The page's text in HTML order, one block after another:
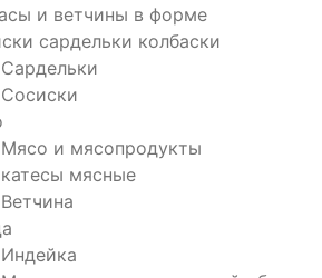
и ветчины в форме
сардельки колбаски
Сардельки
Сосиски
Мясо и мясопродукты
мясные
Ветчина
Индейка